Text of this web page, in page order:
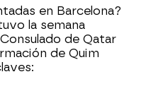
en Barcelona?
la semana
de Qatar
de Quim